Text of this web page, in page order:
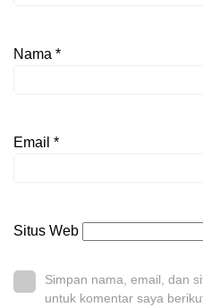
Nama *
Email *
Situs Web
Simpan nama, email, dan
untuk komentar saya